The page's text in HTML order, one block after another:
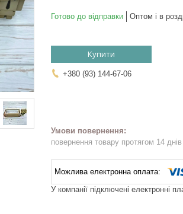
Готово до відправки Оптом і в
Купити
+380 (93) 144-67-06
повернення товару протягом 14 днів
У компанії підключені електронні